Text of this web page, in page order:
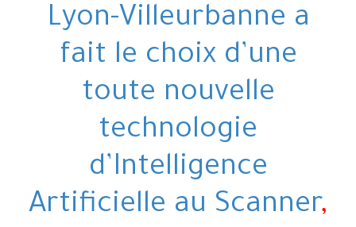
Lyon-Villeurbanne a
fait le choix d’une
toute nouvelle
technologie
d’Intelligence
Artificielle au Scanner,